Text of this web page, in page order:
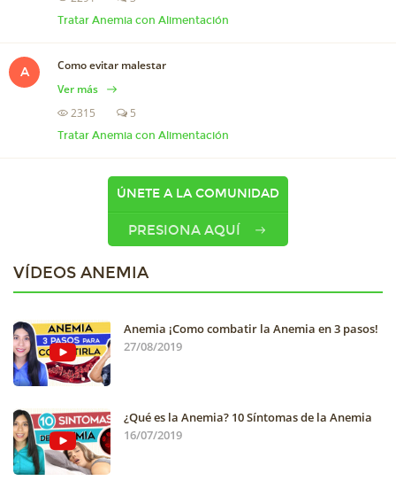
Tratar Anemia con Alimentación
A
Como evitar malestar
Ver más
2315
5
Tratar Anemia con Alimentación
ÚNETE A LA COMUNIDAD
PRESIONA AQUÍ
VÍDEOS ANEMIA
Anemia ¡Como combatir la Anemia en 3 pasos!
27/08/2019
¿Qué es la Anemia? 10 Síntomas de la Anemia
16/07/2019